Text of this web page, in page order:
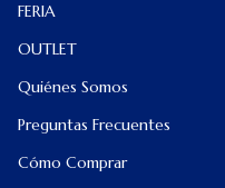
FERIA
OUTLET
Quiénes Somos
Preguntas Frecuentes
Cómo Comprar